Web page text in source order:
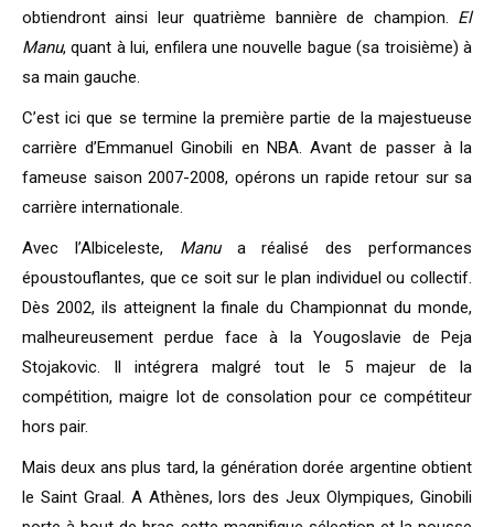
obtiendront ainsi leur quatrième bannière de champion. El
Manu, quant à lui, enfilera une nouvelle bague (sa troisième) à
sa main gauche.
C’est ici que se termine la première partie de la majestueuse
carrière d’Emmanuel Ginobili en NBA. Avant de passer à la
fameuse saison 2007-2008, opérons un rapide retour sur sa
carrière internationale.
Avec l’Albiceleste, Manua réalisé des performances
époustouflantes, que ce soit sur le plan individuel ou collectif.
Dès 2002, ils atteignent la finale du Championnat du monde,
malheureusement perdue face à la Yougoslavie de Peja
Stojakovic. Il intégrera malgré tout le 5 majeur de la
compétition, maigre lot de consolation pour ce compétiteur
hors pair.
Mais deux ans plus tard, la génération dorée argentine obtient
le Saint Graal. A Athènes, lors des Jeux Olympiques, Ginobili